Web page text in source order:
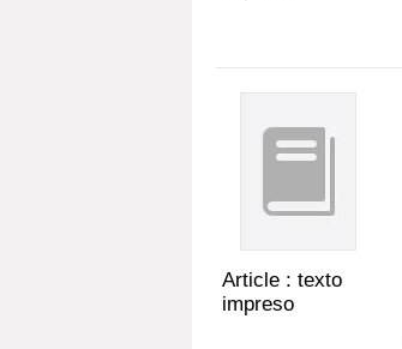
Article : texto
impreso